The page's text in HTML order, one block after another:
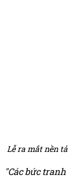
Lễ ra mắt nền
"Các bức